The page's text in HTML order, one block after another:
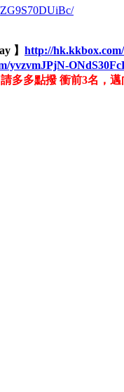
】 http://
yvzvmJPjN-
多多點撥 衝前3名，邁